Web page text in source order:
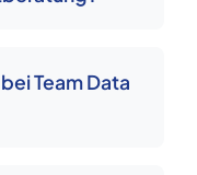
Team Data